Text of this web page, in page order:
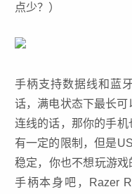
点少？）
手柄支持数据线和蓝
话，满电状态下最长
连线的话，那你的手
有一定的限制，但是
稳定，你也不想玩游
手柄本身吧，Razer